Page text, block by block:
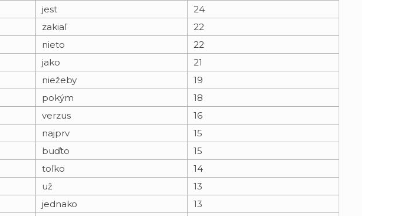
jest
24
zakiaľ
22
nieto
22
jako
21
niežeby
19
pokým
18
verzus
16
najprv
15
buďto
15
toľko
14
už
13
jednako
13